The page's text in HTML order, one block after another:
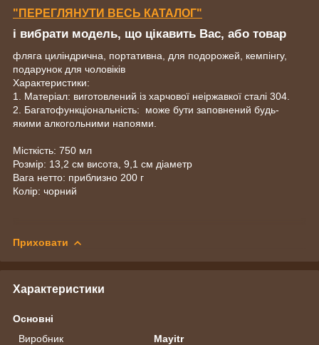
"ПЕРЕГЛЯНУТИ ВЕСЬ КАТАЛОГ"
і вибрати модель, що цікавить Вас, або товар
фляга циліндрична, портативна, для подорожей, кемпінгу,
подарунок для чоловіків
Характеристики:
1. Матеріал: виготовлений із харчової неіржавкої сталі 304.
2. Багатофункціональність: може бути заповнений будь-
якими алкогольними напоями.
Місткість: 750 мл
Розмір: 13,2 см висота, 9,1 см діаметр
Вага нетто: приблизно 200 г
Колір: чорний
Приховати
Характеристики
Основні
Виробник
Mayitr